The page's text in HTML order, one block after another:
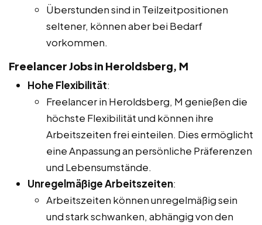
Überstunden sind in Teilzeitpositionen
seltener, können aber bei Bedarf
vorkommen.
Freelancer Jobs in Heroldsberg, M
Hohe Flexibilität:
Freelancer in Heroldsberg, M genießen die
höchste Flexibilität und können ihre
Arbeitszeiten frei einteilen. Dies ermöglicht
eine Anpassung an persönliche Präferenzen
und Lebensumstände.
Unregelmäßige Arbeitszeiten:
Arbeitszeiten können unregelmäßig sein
und stark schwanken, abhängig von den